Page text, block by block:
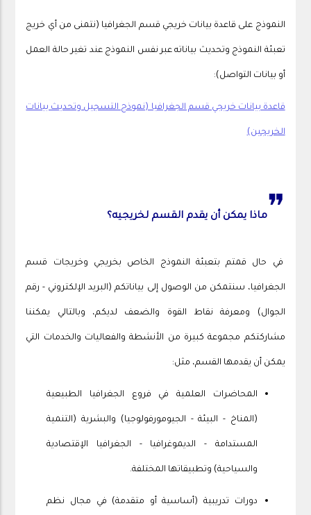
النموذج على قاعدة بيانات خريجي قسم الجغرافيا (نتمنى من أي خريج
تعبئة النموذج وتحديث بياناته عبر نفس النموذج عند تغير حالة العمل
أو بيانات التواصل):
قاعدة بيانات خريجي قسم الجغرافيا (نموذج التسجيل وتحديث بيانات
الخريجين)
❞ماذا يمكن أن يقدم القسم لخريجيه؟
في حال قمتم بتعبئة النموذج الخاص بخريجي وخريجات قسم
الجغرافيا، سنتمكن من الوصول إلى بياناتكم (البريد الإلكتروني - رقم
الجوال) ومعرفة نقاط القوة والضعف لديكم، وبالتالي يمكننا
مشاركتكم مجموعة كبيرة من الأنشطة والفعاليات والخدمات التي
يمكن أن يقدمها القسم، مثل:
المحاضرات العلمية في فروع الجغرافيا الطبيعية
(المناخ - البيئة - الجيومورفولوجيا) والبشرية (التنمية
المستدامة - الديموغرافيا - الجغرافيا الإقتصادية
والسياحية) وتطبيقاتها المختلفة.
دورات تدريبية (أساسية أو متقدمة) في مجال نظم